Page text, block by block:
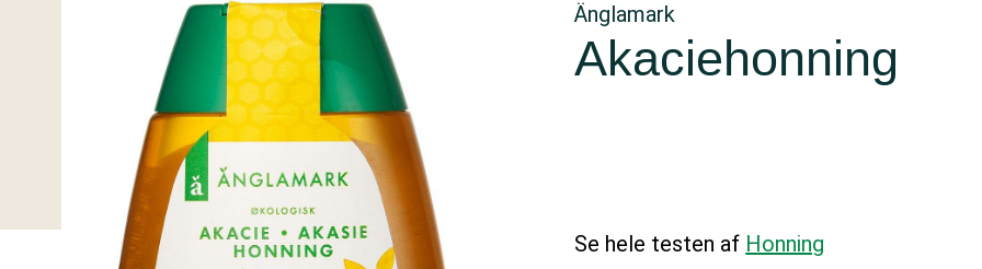
Änglamark
Akaciehonning
Se hele testen af Honning